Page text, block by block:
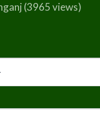
(3965 views)